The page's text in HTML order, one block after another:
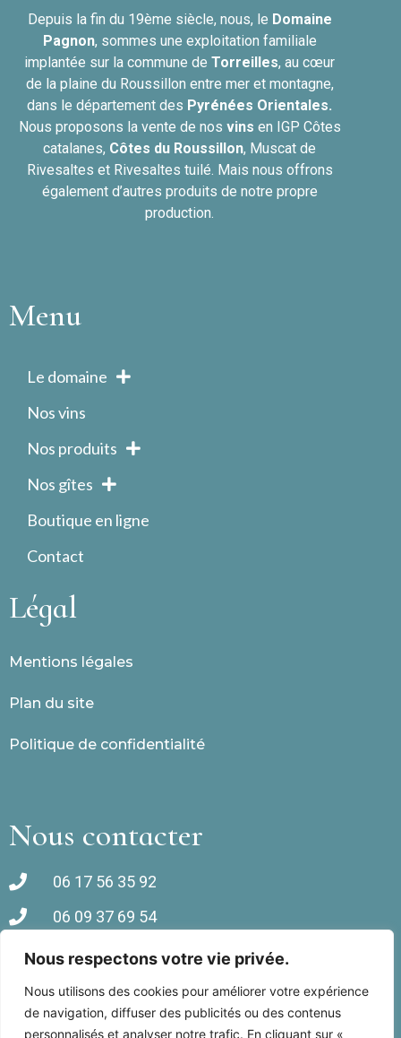
Nous respectons votre vie privée.
Nous utilisons des cookies pour améliorer votre expérience
de navigation, diffuser des publicités ou des contenus
personnalisés et analyser notre trafic. En cliquant sur «
Depuis la fin du 19ème siècle, nous, le Domaine
Pagnon, sommes une exploitation familiale
implantée sur la commune de Torreilles, au cœur
de la plaine du Roussillon entre mer et montagne,
dans le département des Pyrénées Orientales.
Nous proposons la vente de nos vins en IGP Côtes
catalanes, Côtes du Roussillon, Muscat de
Rivesaltes et Rivesaltes tuilé. Mais nous offrons
également d’autres produits de notre propre
production.
Menu
Le domaine
Nos vins
Nos produits
Nos gîtes
Boutique en ligne
Contact
Légal
Mentions légales
Plan du site
Politique de confidentialité
Nous contacter
06 17 56 35 92
06 09 37 69 54
Rue des Orangers, 66440 Torreilles